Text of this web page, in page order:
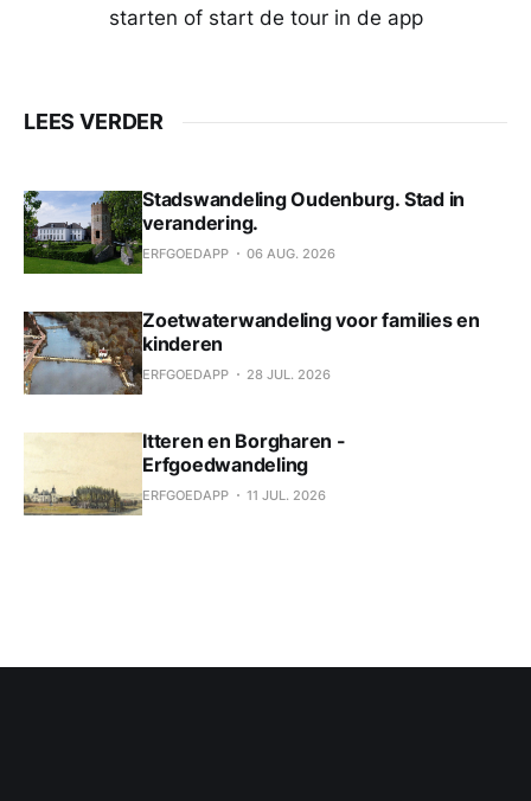
starten of start de tour in de app
LEES VERDER
Stadswandeling Oudenburg. Stad in
verandering.
ERFGOEDAPP 06 AUG. 2026
Zoetwaterwandeling voor families en
kinderen
ERFGOEDAPP 28 JUL. 2026
Itteren en Borgharen -
Erfgoedwandeling
ERFGOEDAPP 11 JUL. 2026